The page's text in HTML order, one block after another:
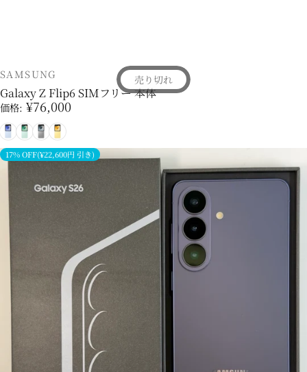
売り切れ
販売業者
SAMSUNG
Galaxy Z Flip6 SIMフリー 本体
価格: ¥76,000
ブルー
ミント
シルバー
イエロー
17% OFF(¥22,600円 引き)